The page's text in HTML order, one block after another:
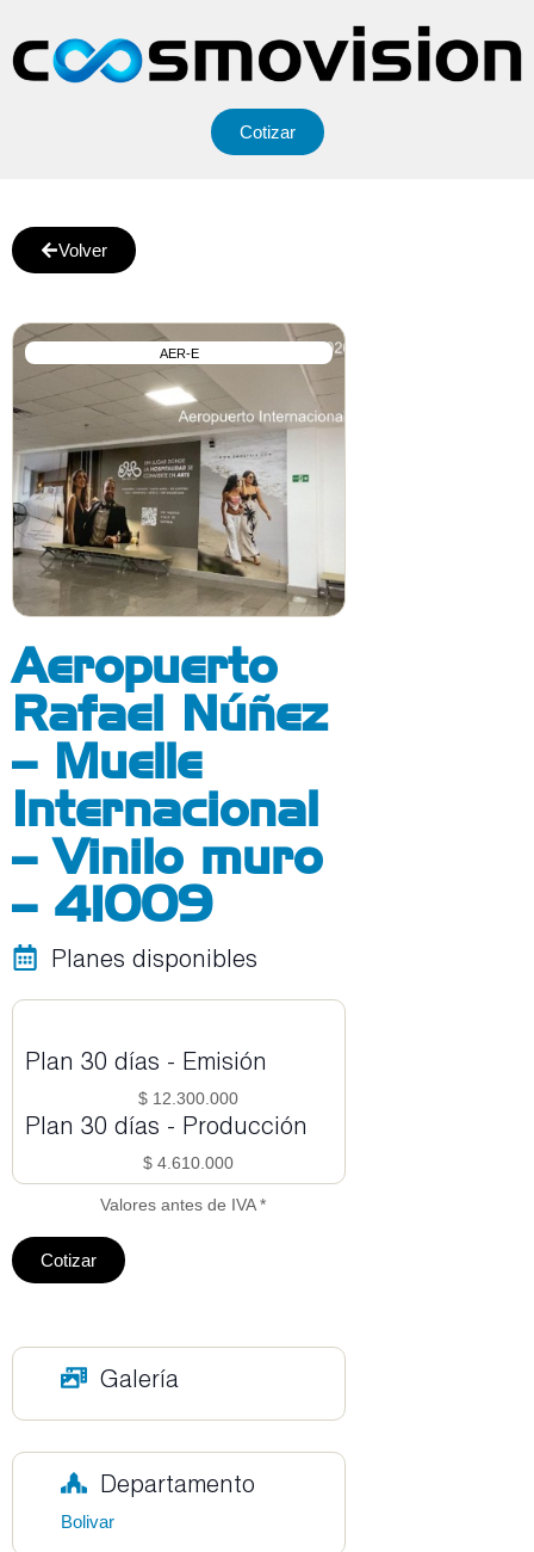
Cotizar
Volver
AER-E
Aeropuerto
Rafael Núñez
– Muelle
Internacional
– Vinilo muro
– 41009
Planes disponibles
Plan 30 días - Emisión
$ 12.300.000
Plan 30 días - Producción
$ 4.610.000
Valores antes de IVA *
Cotizar
Galería
Departamento
Bolivar